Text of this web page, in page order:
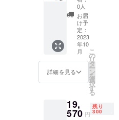
空気入
れノズ
ル×1 ク
リー
ナーノ
ズル×1
空気抜
きノズ
ル×1 日
電器×1
収納
バッグ
×1 フィ
ルタ×1
バッテ
リー×1
6in1ノ
ズル×1
機ノズ
ル×1 洗
F !】多
機能洗
車セッ
「KaiTa
k」×1
一般予
定販売
価
格:25,7
50円
込） ※
送料無
0人
お届
け予
定：
2023
年10
月
詳細を見る
こ
の
リ
タ
ー
ン
を
選
択
す
る
19,
570 円
残り
300